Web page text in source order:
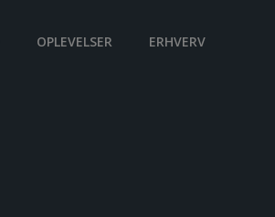
OPLEVELSER ERHVERV